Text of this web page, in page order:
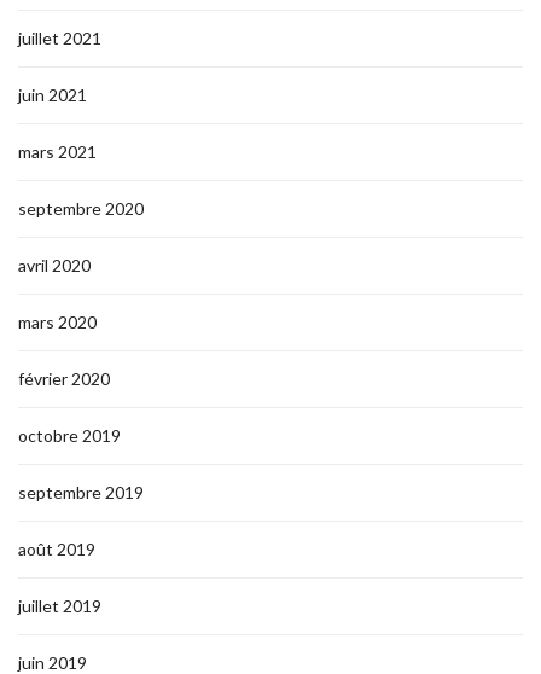
juillet 2021
juin 2021
mars 2021
septembre 2020
avril 2020
mars 2020
février 2020
octobre 2019
septembre 2019
août 2019
juillet 2019
juin 2019